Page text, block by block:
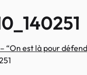
“On est là pour